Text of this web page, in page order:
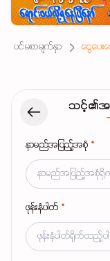
ပင်မစာမျက်နှာ ငွေပေး
သင့်၏အ
နာမည်အပြည့်အစုံ *
ဖုန်းနံပါတ် *